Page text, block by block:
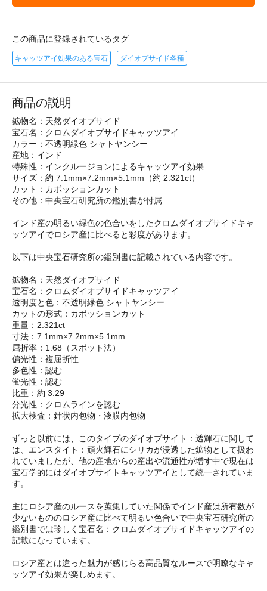
この商品に登録されているタグ
キャッツアイ効果のある宝石 ダイオプサイド各種
商品の説明
鉱物名：天然ダイオプサイド
宝石名：クロムダイオプサイドキャッツアイ
カラー：不透明緑色 シャトヤンシー
産地：インド
特殊性：インクルージョンによるキャッツアイ効果
サイズ：約 7.1mm×7.2mm×5.1mm（約 2.321ct）
カット：カボッションカット
その他：中央宝石研究所の鑑別書が付属
インド産の明るい緑色の色合いをしたクロムダイオプサイドキャ
ッツアイでロシア産に比べると彩度があります。
以下は中央宝石研究所の鑑別書に記載されている内容です。
鉱物名：天然ダイオプサイド
宝石名：クロムダイオプサイドキャッツアイ
透明度と色：不透明緑色 シャトヤンシー
カットの形式：カボッションカット
重量：2.321ct
寸法：7.1mm×7.2mm×5.1mm
屈折率：1.68（スポット法）
偏光性：複屈折性
多色性：認む
蛍光性：認む
比重：約 3.29
分光性：クロムラインを認む
拡大検査：針状内包物・液膜内包物
ずっと以前には、このタイプのダイオプサイト：透輝石に関して
は、エンスタイト：頑火輝石にシリカが浸透した鉱物として扱わ
れていましたが、他の産地からの産出や流通性が増す中で現在は
宝石学的にはダイオプサイトキャッツアイとして統一されていま
す。
主にロシア産のルースを蒐集していた関係でインド産は所有数が
少ないもののロシア産に比べて明るい色合いで中央宝石研究所の
鑑別書では珍しく宝石名：クロムダイオプサイドキャッツアイの
記載になっています。
ロシア産とは違った魅力が感じらる高品質なルースで明瞭なキャ
ッツアイ効果が楽しめます。